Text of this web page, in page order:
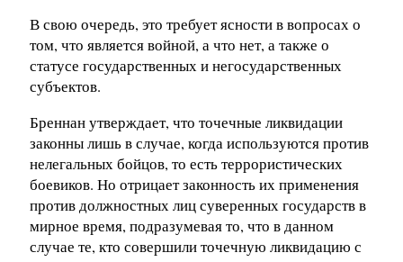
В свою очередь, это требует ясности в вопросах о
том, что является войной, а что нет, а также о
статусе государственных и негосударственных
субъектов.
Бреннан утверждает, что точечные ликвидации
законны лишь в случае, когда используются против
нелегальных бойцов, то есть террористических
боевиков. Но отрицает законность их применения
против должностных лиц суверенных государств в
мирное время, подразумевая то, что в данном
случае те, кто совершили точечную ликвидацию с